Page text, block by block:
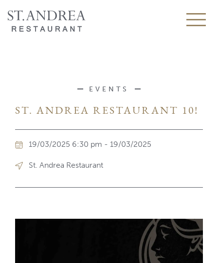
EVENTS
ST. ANDREA RESTAURANT 10!
19/03/2025 6:30 pm - 19/03/2025
St. Andrea Restaurant